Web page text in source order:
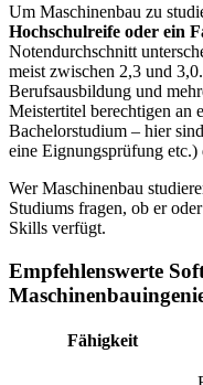
Um Maschinenbau zu
Hochschulreife oder ein
Notendurchschnitt
meist zwischen 2,3 und
Berufsausbildung und
Meistertitel berechtigen an
Bachelorstudium – hier
eine Eignungsprüfung
Wer Maschinenbau
Studiums fragen, ob er
Skills verfügt.
Empfehlenswerte
Fähigkeit